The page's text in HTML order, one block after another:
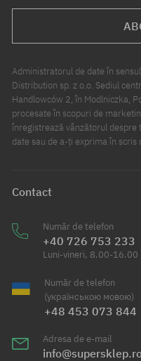
Administratorul de date în
Distribution sp. z o.o. Sediul
Handlowców 2, în Modlniczka,
procesate în scopuri de
înregistrează vânzătorul despre
date sau de a-ți exprima în
Contact
Număr de telefon
+40 726 753 233
Luni-vineri, 8.00-16.00
Număr de telefon
(українською мовою)
+48 453 073 844
Adresa de e-mail